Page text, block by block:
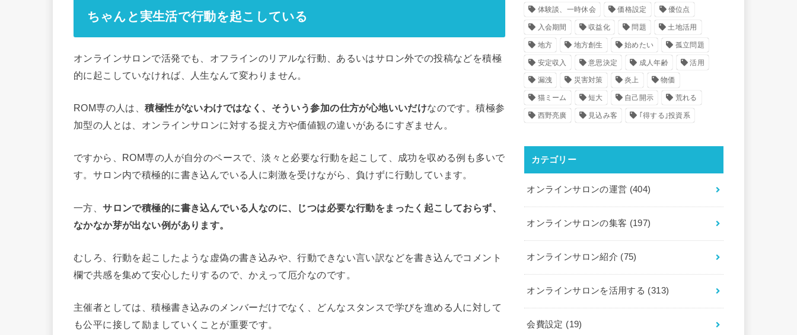
ちゃんと実生活で行動を起こしている
オンラインサロンで活発でも、オフラインのリアルな行動、あるいはサロン外での投稿などを積極
的に起こしていなければ、人生なんて変わりません。
ROM専の人は、積極性がないわけではなく、そういう参加の仕方が心地いいだけなのです。積極参
加型の人とは、オンラインサロンに対する捉え方や価値観の違いがあるにすぎません。
ですから、ROM専の人が自分のペースで、淡々と必要な行動を起こして、成功を収める例も多いで
す。サロン内で積極的に書き込んでいる人に刺激を受けながら、負けずに行動しています。
一方、サロンで積極的に書き込んでいる人なのに、じつは必要な行動をまったく起こしておらず、
なかなか芽が出ない例があります。
むしろ、行動を起こしたような虚偽の書き込みや、行動できない言い訳などを書き込んでコメント
欄で共感を集めて安心したりするので、かえって厄介なのです。
主催者としては、積極書き込みのメンバーだけでなく、どんなスタンスで学びを進める人に対して
も公平に接して励ましていくことが重要です。
体験談、一時休会 価格設定 優位点
入会期間 収益化 問題 土地活用
地方 地方創生 始めたい 孤立問題
安定収入 意思決定 成人年齢 活用
漏洩 災害対策 炎上 物価
猫ミーム 短大 自己開示 荒れる
西野亮廣 見込み客 ｢得する｣投資系
カテゴリー
オンラインサロンの運営 (404)
オンラインサロンの集客 (197)
オンラインサロン紹介 (75)
オンラインサロンを活用する (313)
会費設定 (19)